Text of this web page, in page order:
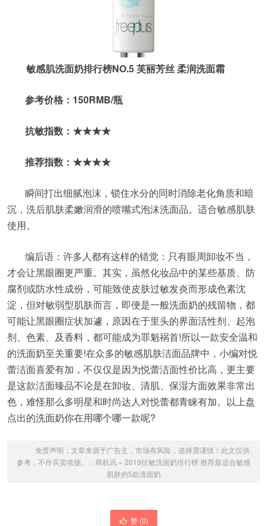
敏感肌洗面奶排行榜NO.5 芙丽芳丝 柔润洗面霜
参考价格：150RMB/瓶
抗敏指数：★★★★
推荐指数：★★★★
瞬间打出细腻泡沫，锁住水分的同时消除老化角质和暗
沉，洗后肌肤柔嫩润滑的喷嘴式泡沫洗面品。适合敏感肌肤
使用。
编后语：许多人都有这样的错觉：只有眼周卸妆不当，
才会让黑眼圈更严重。其实，虽然化妆品中的某些基质、防
腐剂或防水性成份，可能致使皮肤过敏发炎而形成色素沈
淀，但对敏弱型肌肤而言，即便是一般洗面奶的残留物，都
可能让黑眼圈症状加遽，原因在于里头的界面活性剂、起泡
剂、色素、及香料，都可能成为罪魁祸首!所以一款安全温和
的洗面奶至关重要!在众多的敏感肌肤洁面品牌中，小编对悦
蕾洁面喜爱有加，不仅仅是因为悦蕾洁面性价比高，更主要
是这款洁面臻品不论是在卸妆、清肌、保湿方面效果非常出
色，难怪那么多明星和时尚达人对悦蕾都青睐有加。以上盘
点出的洗面奶你在用哪个哪一款呢?
免责声明：文章来源于广告主，市场有风险，选择需谨慎！此文仅供
参考，不作买卖依据。： 商机讯 » 2019抗敏洗面奶排行榜 推荐最适合敏感
肌肤的5款洗面奶
赞 (0)